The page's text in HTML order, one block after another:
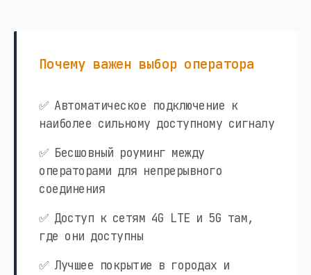
Почему важен выбор оператора
✅ Автоматическое подключение к
наиболее сильному доступному сигналу
✅ Бесшовный роуминг между
операторами для непрерывного
соединения
✅ Доступ к сетям 4G LTE и 5G там,
где они доступны
✅ Лучшее покрытие в городах и